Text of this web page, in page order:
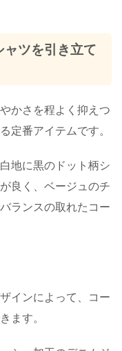
ャツを引き立て
かさを程よく抑えつ
定番アイテムです。
地に黒のドット柄シ
良く、ベージュのチ
ランスの取れたコー
インによって、コー
ます。